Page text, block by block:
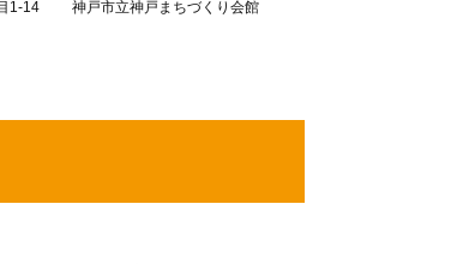
目1-14 神戸市立神戸まちづくり会館